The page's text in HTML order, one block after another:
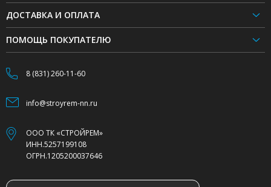
ДОСТАВКА И ОПЛАТА
ПОМОЩЬ ПОКУПАТЕЛЮ
8 (831) 260-11-60
info@stroyrem-nn.ru
ООО ТК «СТРОЙРЕМ»
ИНН.5257199108
ОГРН.1205200037646